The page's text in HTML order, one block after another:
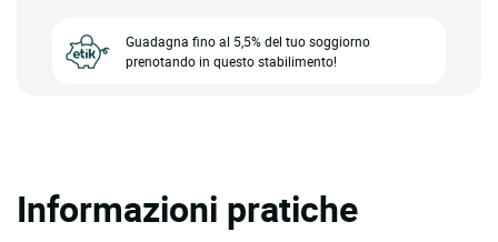
Guadagna fino al 5,5% del tuo soggiorno
prenotando in questo stabilimento!
Informazioni pratiche